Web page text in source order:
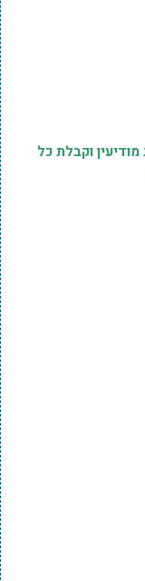
וקבלת כל